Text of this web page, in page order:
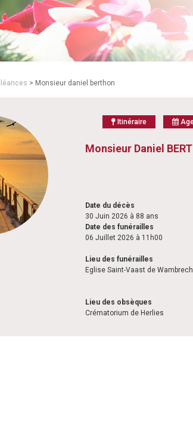
> Monsieur daniel berthon
Itinéraire
Monsieur Daniel
Date du décès
30 Juin 2026 à 88 ans
Date des funérailles
06 Juillet 2026 à 11h00
Lieu des funérailles
Eglise Saint-Vaast de
Lieu des obsèques
Crématorium de Herlies